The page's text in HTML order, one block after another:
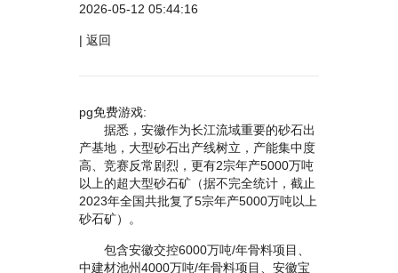
2026-05-12 05:44:16
| 返回
pg免费游戏:
据悉，安徽作为长江流域重要的砂石出
产基地，大型砂石出产线树立，产能集中度
高、竞赛反常剧烈，更有2宗年产5000万吨
以上的超大型砂石矿（据不完全统计，截止
2023年全国共批复了5宗年产5000万吨以上
砂石矿）。
包含安徽交控6000万吨/年骨料项目、
中建材池州4000万吨/年骨料项目、安徽宝